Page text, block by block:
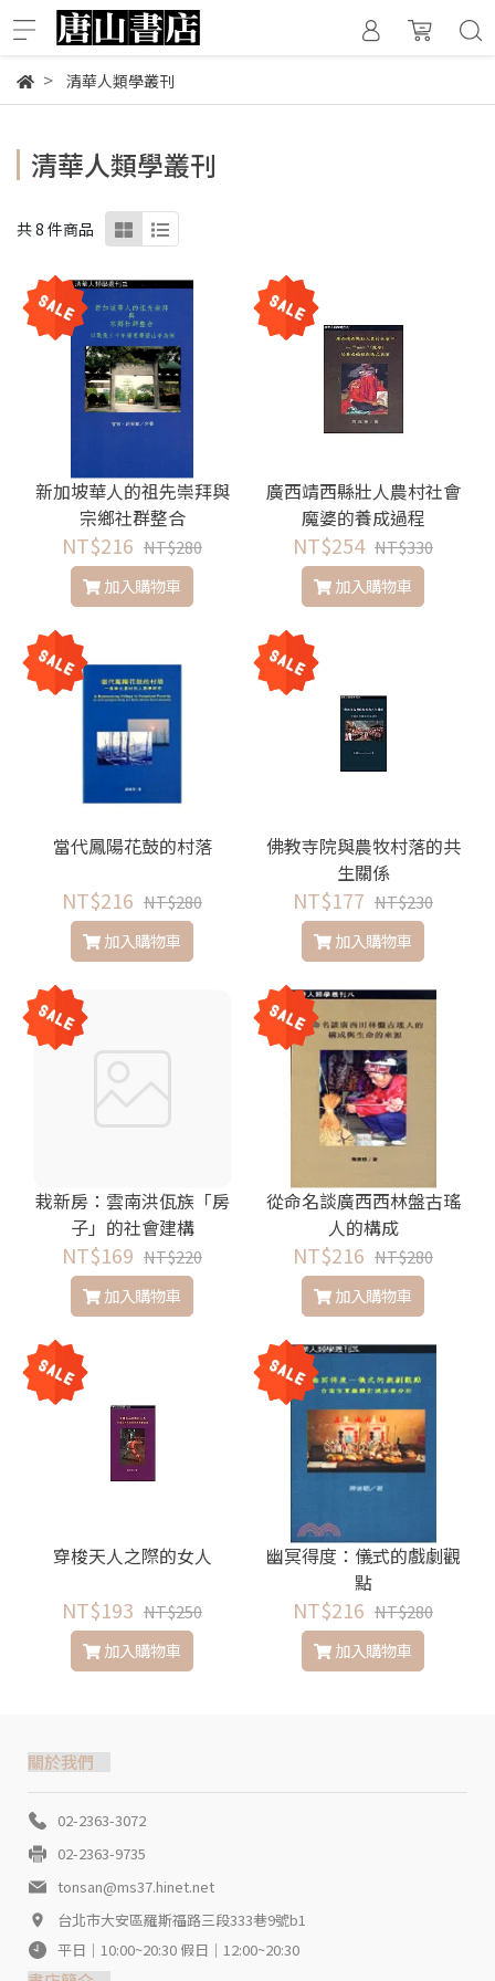
清華人類學叢刊
清華人類學叢刊
共 8 件商品
新加坡華人的祖先崇拜與
宗鄉社群整合
NT$216 NT$280
加入購物車
廣西靖西縣壯人農村社會
魔婆的養成過程
NT$254 NT$330
加入購物車
當代鳳陽花鼓的村落
NT$216 NT$280
加入購物車
佛教寺院與農牧村落的共
生關係
NT$177 NT$230
加入購物車
栽新房：雲南洪佤族「房
子」的社會建構
NT$169 NT$220
加入購物車
從命名談廣西西林盤古瑤
人的構成
NT$216 NT$280
加入購物車
穿梭天人之際的女人
NT$193 NT$250
加入購物車
幽冥得度：儀式的戲劇觀
點
NT$216 NT$280
加入購物車
關於我們
02-2363-3072
02-2363-9735
tonsan@ms37.hinet.net
台北市大安區羅斯福路三段333巷9號b1
平日｜10:00~20:30 假日｜12:00~20:30